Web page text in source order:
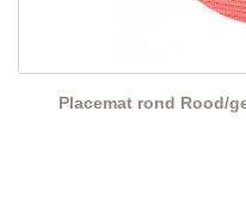
Placemat rond Rood/